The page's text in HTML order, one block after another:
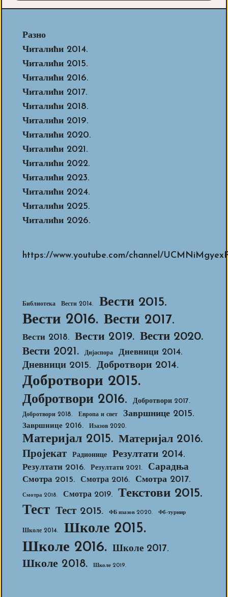
Разно
Читалићи 2014.
Читалићи 2015.
Читалићи 2016.
Читалићи 2017.
Читалићи 2018.
Читалићи 2019.
Читалићи 2020.
Читалићи 2021.
Читалићи 2022.
Читалићи 2023.
Читалићи 2024.
Читалићи 2025.
Читалићи 2026.
https://www.youtube.com/channel/
Библиотека Вести 2014. Вести 2015.
Вести 2016. Вести 2017.
Вести 2018. Вести 2019. Вести 2020.
Вести 2021. Дијаспора Дневници 2014.
Дневници 2015. Добротвори 2014.
Добротвори 2015.
Добротвори 2016. Добротвори 2017.
Добротвори 2018. Европа и свет Завршнице 2015.
Завршнице 2016. Изазов 2020.
Материјал 2015. Материјал 2016.
Пројекат Радионице Резултати 2014.
Резултати 2016. Резултати 2021. Сарадња
Смотра 2015. Смотра 2016. Смотра 2017.
Смотра 2018. Смотра 2019. Текстови 2015.
Тест Тест 2015. ФБ изазов 2020. Фб-турнир
Школе 2014.
Школе 2015.
Школе 2016. Школе 2017.
Школе 2018. Школе 2019.